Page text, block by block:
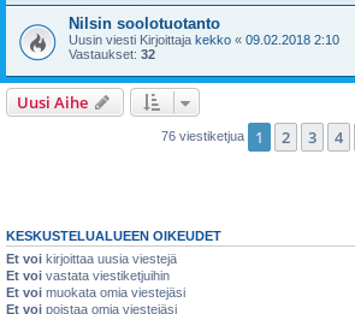
Nilsin soolotuotanto
Uusin viesti Kirjoittaja kekko « 09.02.2018 2:10
Vastaukset: 32
Uusi Aihe
76 viestiketjua 1 2 3 4
KESKUSTELUALUEEN OIKEUDET
Et voi kirjoittaa uusia viestejä
Et voi vastata viestiketjuihin
Et voi muokata omia viestejäsi
Et voi poistaa omia viestejäsi